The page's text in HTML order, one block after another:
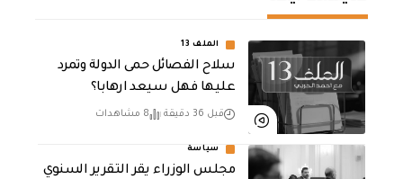
الملف 13
سلاح الفصائل حمى الدولة وتمرد
عليها فهل سيعد ارهابا؟
قبل 36 دقيقة 8 مشاهدات
سياسة
مجلس الوزراء يقر التقرير السنوي